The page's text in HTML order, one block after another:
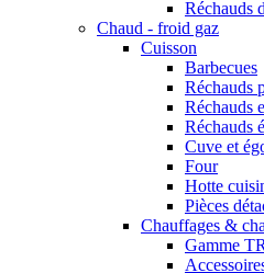
Réchauds
Chaud - froid gaz
Cuisson
Barbecues
Réchauds
Réchauds
Réchauds
Cuve et
Four
Hotte
Pièces
Chauffages &
Gamme